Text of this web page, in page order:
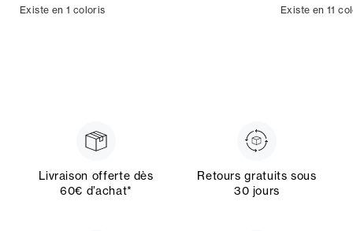
Existe en 1 coloris Existe en 11
Livraison offerte dès
60€ d’achat*
Retours gratuits sous
30 jours